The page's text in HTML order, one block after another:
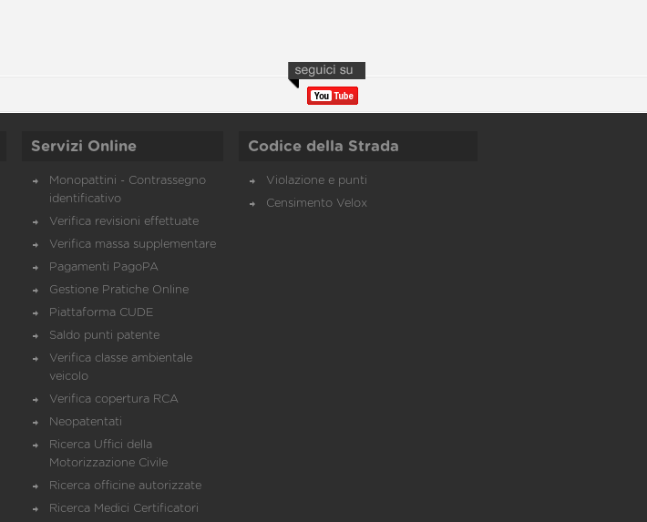
Servizi Online
Monopattini - Contrassegno
identificativo
Verifica revisioni effettuate
Verifica massa supplementare
Pagamenti PagoPA
Gestione Pratiche Online
Piattaforma CUDE
Saldo punti patente
Verifica classe ambientale
veicolo
Verifica copertura RCA
Neopatentati
Ricerca Uffici della
Motorizzazione Civile
Ricerca officine autorizzate
Ricerca Medici Certificatori
Codice della Strada
Violazione e punti
Censimento Velox